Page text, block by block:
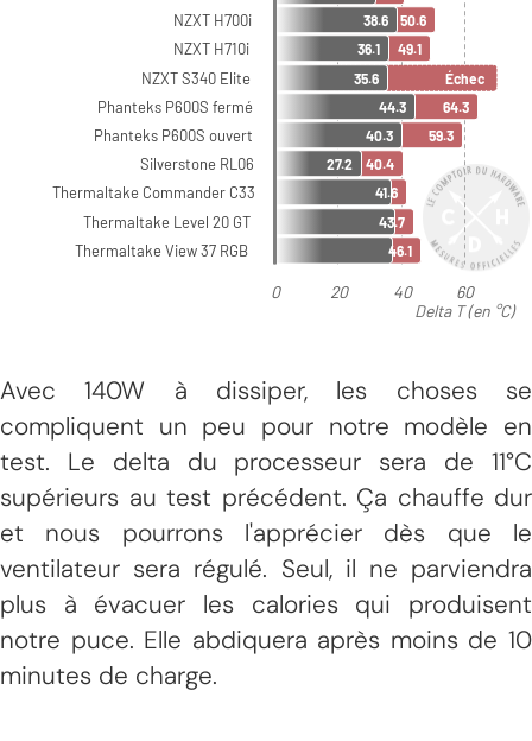
Avec 140W à dissiper, les choses se
compliquent un peu pour notre modèle en
test. Le delta du processeur sera de 11°C
supérieurs au test précédent. Ça chauffe dur
et nous pourrons l'apprécier dès que le
ventilateur sera régulé. Seul, il ne parviendra
plus à évacuer les calories qui produisent
notre puce. Elle abdiquera après moins de 10
minutes de charge.